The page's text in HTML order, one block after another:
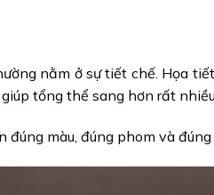
nằm ở sự tiết chế. Họa
tổng thể sang hơn rất
đúng màu, đúng phom và